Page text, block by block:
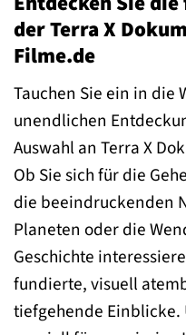
der Terra X
Filme.de
Tauchen Sie ein in die
unendlichen
Auswahl an Terra X
Ob Sie sich für die
die beeindruckenden
Planeten oder die
Geschichte
fundierte, visuell
tiefgehende Einblicke.